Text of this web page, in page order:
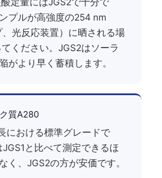
プルが高強度の254 nm
光反応装置）に晒される場
ください。JGS2はソーラ
がより早く蓄積します。
質A280
における標準グレードで
と比べて測定できるほ
く、JGS2の方が安価です。